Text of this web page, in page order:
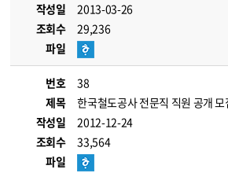
작성일
2013-03-26
조회수
29,236
파일
번호
38
제목
한국철도공사 전문직 직원 공개 모
작성일
2012-12-24
조회수
33,564
파일